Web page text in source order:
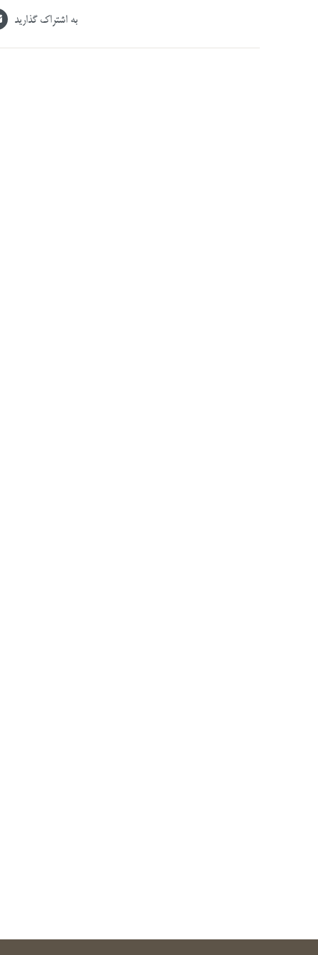
به اشتراک گذارید